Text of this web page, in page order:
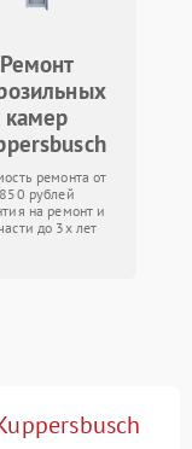
Ремонт
камер
ремонта от
850 рублей
на ремонт и
до 3х лет